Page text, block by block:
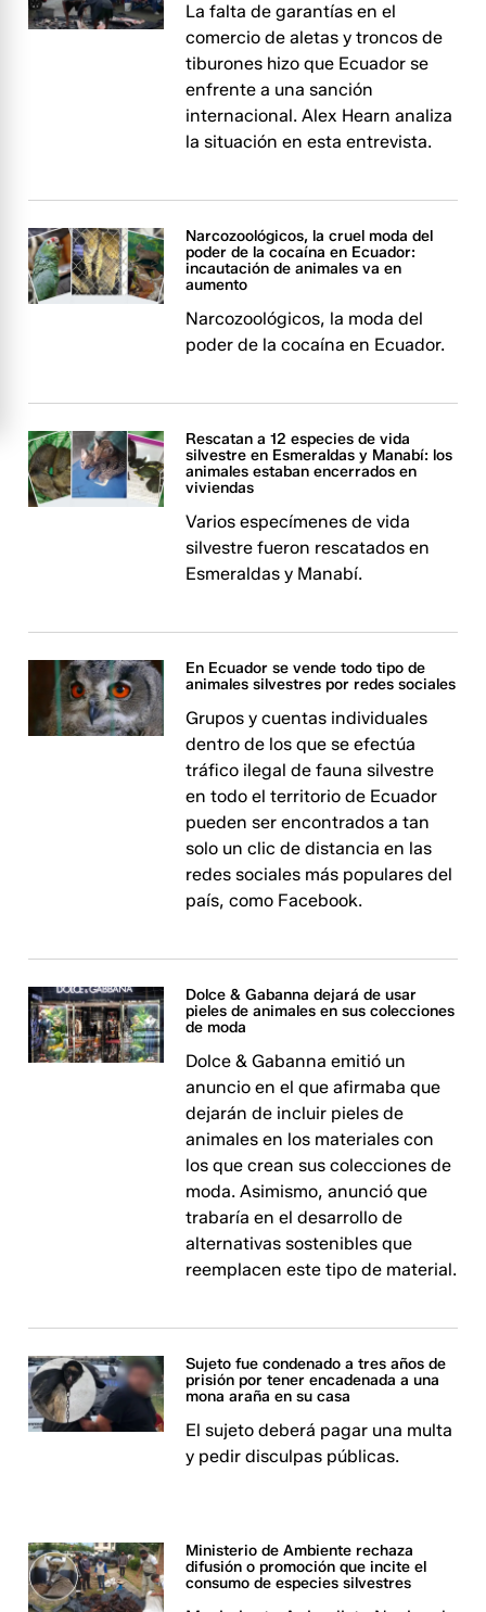
La falta de garantías en el
comercio de aletas y troncos de
tiburones hizo que Ecuador se
enfrente a una sanción
internacional. Alex Hearn analiza
la situación en esta entrevista.
Narcozoológicos, la cruel moda del
poder de la cocaína en Ecuador:
incautación de animales va en
aumento
Narcozoológicos, la moda del
poder de la cocaína en Ecuador.
Rescatan a 12 especies de vida
silvestre en Esmeraldas y Manabí: los
animales estaban encerrados en
viviendas
Varios especímenes de vida
silvestre fueron rescatados en
Esmeraldas y Manabí.
En Ecuador se vende todo tipo de
animales silvestres por redes sociales
Grupos y cuentas individuales
dentro de los que se efectúa
tráfico ilegal de fauna silvestre
en todo el territorio de Ecuador
pueden ser encontrados a tan
solo un clic de distancia en las
redes sociales más populares del
país, como Facebook.
Dolce & Gabanna dejará de usar
pieles de animales en sus colecciones
de moda
Dolce & Gabanna emitió un
anuncio en el que afirmaba que
dejarán de incluir pieles de
animales en los materiales con
los que crean sus colecciones de
moda. Asimismo, anunció que
trabaría en el desarrollo de
alternativas sostenibles que
reemplacen este tipo de material.
Sujeto fue condenado a tres años de
prisión por tener encadenada a una
mona araña en su casa
El sujeto deberá pagar una multa
y pedir disculpas públicas.
Ministerio de Ambiente rechaza
difusión o promoción que incite el
consumo de especies silvestres